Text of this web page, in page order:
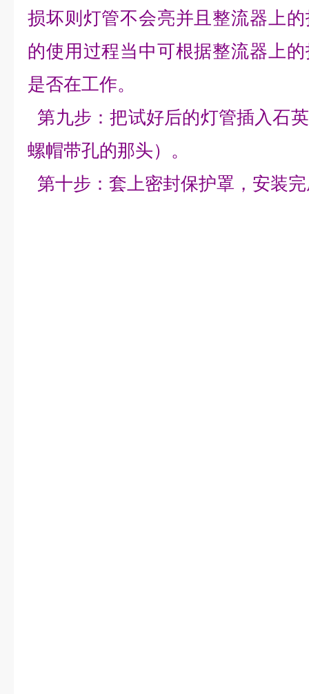
损坏则灯管不会亮并且整流器上
的使用过程当中可根据整流器上
是否在工作。
第九步：把试好后的灯管插入石
螺帽带孔的那头）。
第十步：套上密封保护罩，安装